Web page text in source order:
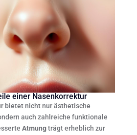
einer Nasenkorrektur
bietet nicht nur ästhetische
auch zahlreiche funktionale
Atmungträgt erheblich zur